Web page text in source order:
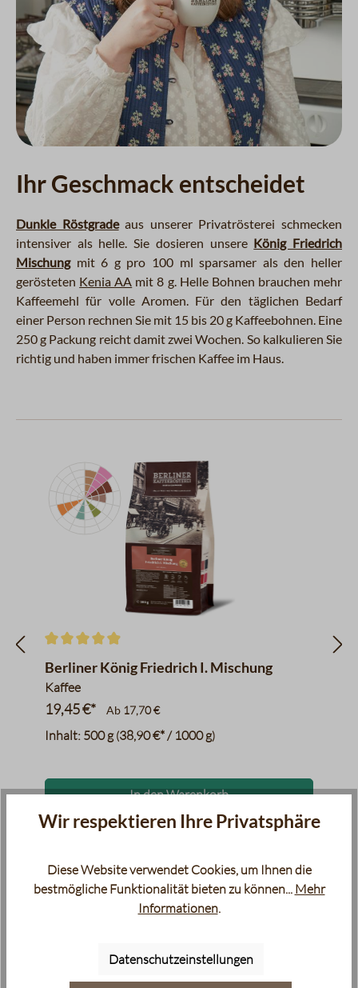
Ihr Geschmack entscheidet
Dunkle Röstgradeaus unserer Privatrösterei schmecken
intensiver als helle. Sie dosieren unsere König Friedrich
Mischungmit 6 g pro 100 ml sparsamer als den heller
gerösteten Kenia AA mit 8 g. Helle Bohnen brauchen mehr
Kaffeemehl für volle Aromen. Für den täglichen Bedarf
einer Person rechnen Sie mit 15 bis 20 g Kaffeebohnen. Eine
250 g Packung reicht damit zwei Wochen. So kalkulieren Sie
richtig und haben immer frischen Kaffee im Haus.
Datentabelle für das Diagramm:
Nussig, Maronen
Vollmilchschokolade
schwarzer Pfeffer
Kirschen, Pflaumen
Berliner König Friedrich I. Mischung
Kaffee
Inhalt: 500 g(38,90 €* / 1000 g)
19,45 €* Ab 17,70 €
In den Warenkorb
Mehr Kaffee. Mehr Wissen.
Mehr Kaffeewissen
Wir respektieren Ihre Privatsphäre
Diese Website verwendet Cookies, um Ihnen die
bestmögliche Funktionalität bieten zu können... Mehr
Informationen.
Datenschutzeinstellungen